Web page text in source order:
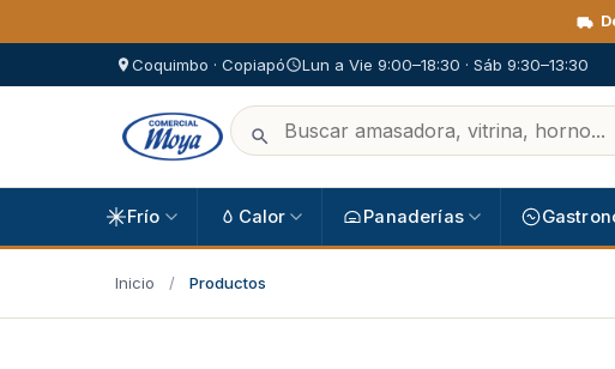
Coquimbo · Copiapó Lun a Vie 9:00–18:30 · Sáb 9:30–13:30
Frío Calor Panaderías
Inicio / Productos